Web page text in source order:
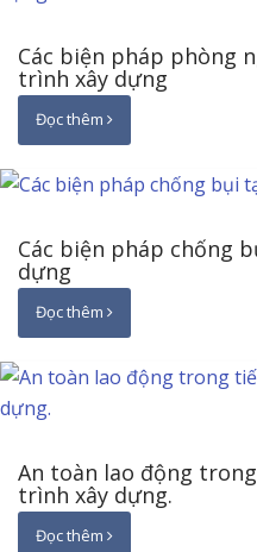
Các biện pháp phòng
trình xây dựng
Đọc thêm
Các biện pháp chống
dựng
Đọc thêm
An toàn lao động
trình xây dựng.
Đọc thêm